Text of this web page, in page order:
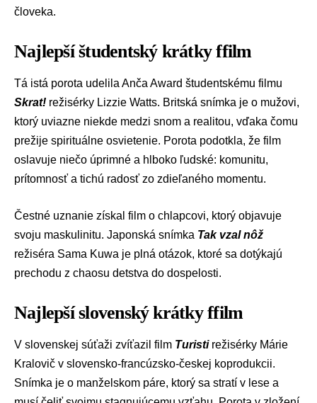
človeka.
Najlepší študentský krátky ffilm
Tá istá porota udelila Anča Award študentskému filmu
Skrat! režisérky Lizzie Watts. Britská snímka je o mužovi,
ktorý uviazne niekde medzi snom a realitou, vďaka čomu
prežije spirituálne osvietenie. Porota podotkla, že film
oslavuje niečo úprimné a hlboko ľudské: komunitu,
prítomnosť a tichú radosť zo zdieľaného momentu.
Čestné uznanie získal film o chlapcovi, ktorý objavuje
svoju maskulinitu. Japonská snímka Tak vzal nôž
režiséra Sama Kuwa je plná otázok, ktoré sa dotýkajú
prechodu z chaosu detstva do dospelosti.
Najlepší slovenský krátky ffilm
V slovenskej súťaži zvíťazil film Turisti režisérky Márie
Kralovič v slovensko-francúzsko-českej koprodukcii.
Snímka je o manželskom páre, ktorý sa stratí v lese a